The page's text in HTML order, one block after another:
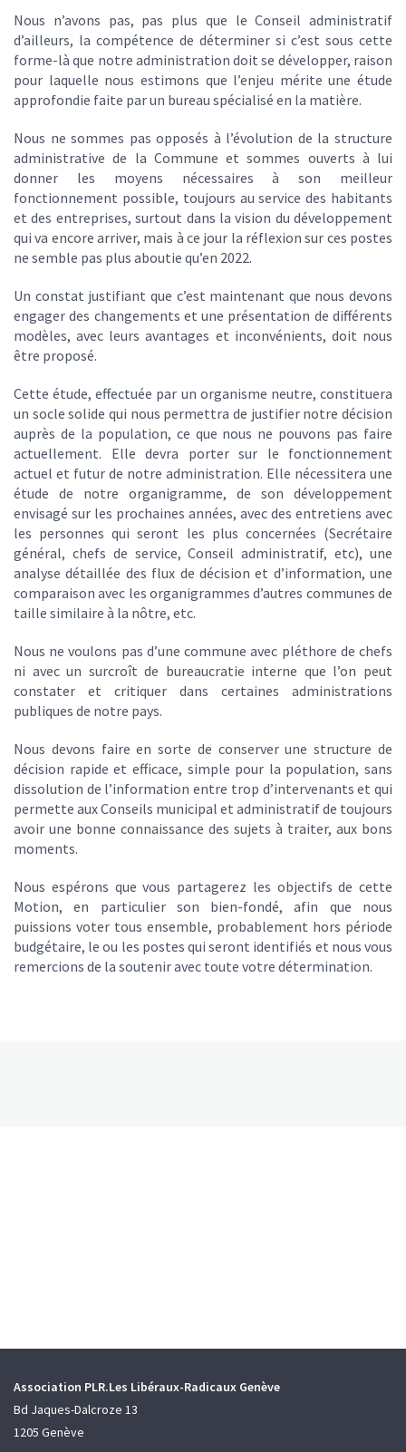
Nous n’avons pas, pas plus que le Conseil administratif
d’ailleurs, la compétence de déterminer si c’est sous cette
forme-là que notre administration doit se développer, raison
pour laquelle nous estimons que l’enjeu mérite une étude
approfondie faite par un bureau spécialisé en la matière.
Nous ne sommes pas opposés à l’évolution de la structure
administrative de la Commune et sommes ouverts à lui
donner les moyens nécessaires à son meilleur
fonctionnement possible, toujours au service des habitants
et des entreprises, surtout dans la vision du développement
qui va encore arriver, mais à ce jour la réflexion sur ces postes
ne semble pas plus aboutie qu’en 2022.
Un constat justifiant que c’est maintenant que nous devons
engager des changements et une présentation de différents
modèles, avec leurs avantages et inconvénients, doit nous
être proposé.
Cette étude, effectuée par un organisme neutre, constituera
un socle solide qui nous permettra de justifier notre décision
auprès de la population, ce que nous ne pouvons pas faire
actuellement. Elle devra porter sur le fonctionnement
actuel et futur de notre administration. Elle nécessitera une
étude de notre organigramme, de son développement
envisagé sur les prochaines années, avec des entretiens avec
les personnes qui seront les plus concernées (Secrétaire
général, chefs de service, Conseil administratif, etc), une
analyse détaillée des flux de décision et d’information, une
comparaison avec les organigrammes d’autres communes de
taille similaire à la nôtre, etc.
Nous ne voulons pas d’une commune avec pléthore de chefs
ni avec un surcroît de bureaucratie interne que l’on peut
constater et critiquer dans certaines administrations
publiques de notre pays.
Nous devons faire en sorte de conserver une structure de
décision rapide et efficace, simple pour la population, sans
dissolution de l’information entre trop d’intervenants et qui
permette aux Conseils municipal et administratif de toujours
avoir une bonne connaissance des sujets à traiter, aux bons
moments.
Nous espérons que vous partagerez les objectifs de cette
Motion, en particulier son bien-fondé, afin que nous
puissions voter tous ensemble, probablement hors période
budgétaire, le ou les postes qui seront identifiés et nous vous
remercions de la soutenir avec toute votre détermination.
Association PLR.Les Libéraux-Radicaux Genève
Bd Jaques-Dalcroze 13
1205 Genève